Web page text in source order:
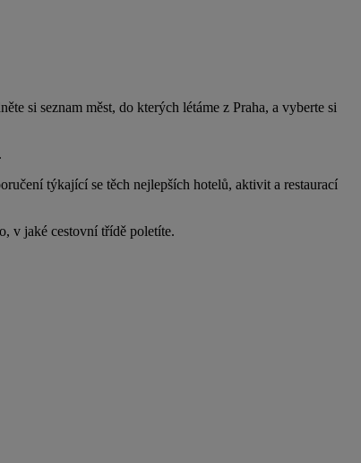
si seznam měst, do kterých létáme z Praha, a vyberte si
týkající se těch nejlepších hotelů, aktivit a restaurací
v jaké cestovní třídě poletíte.